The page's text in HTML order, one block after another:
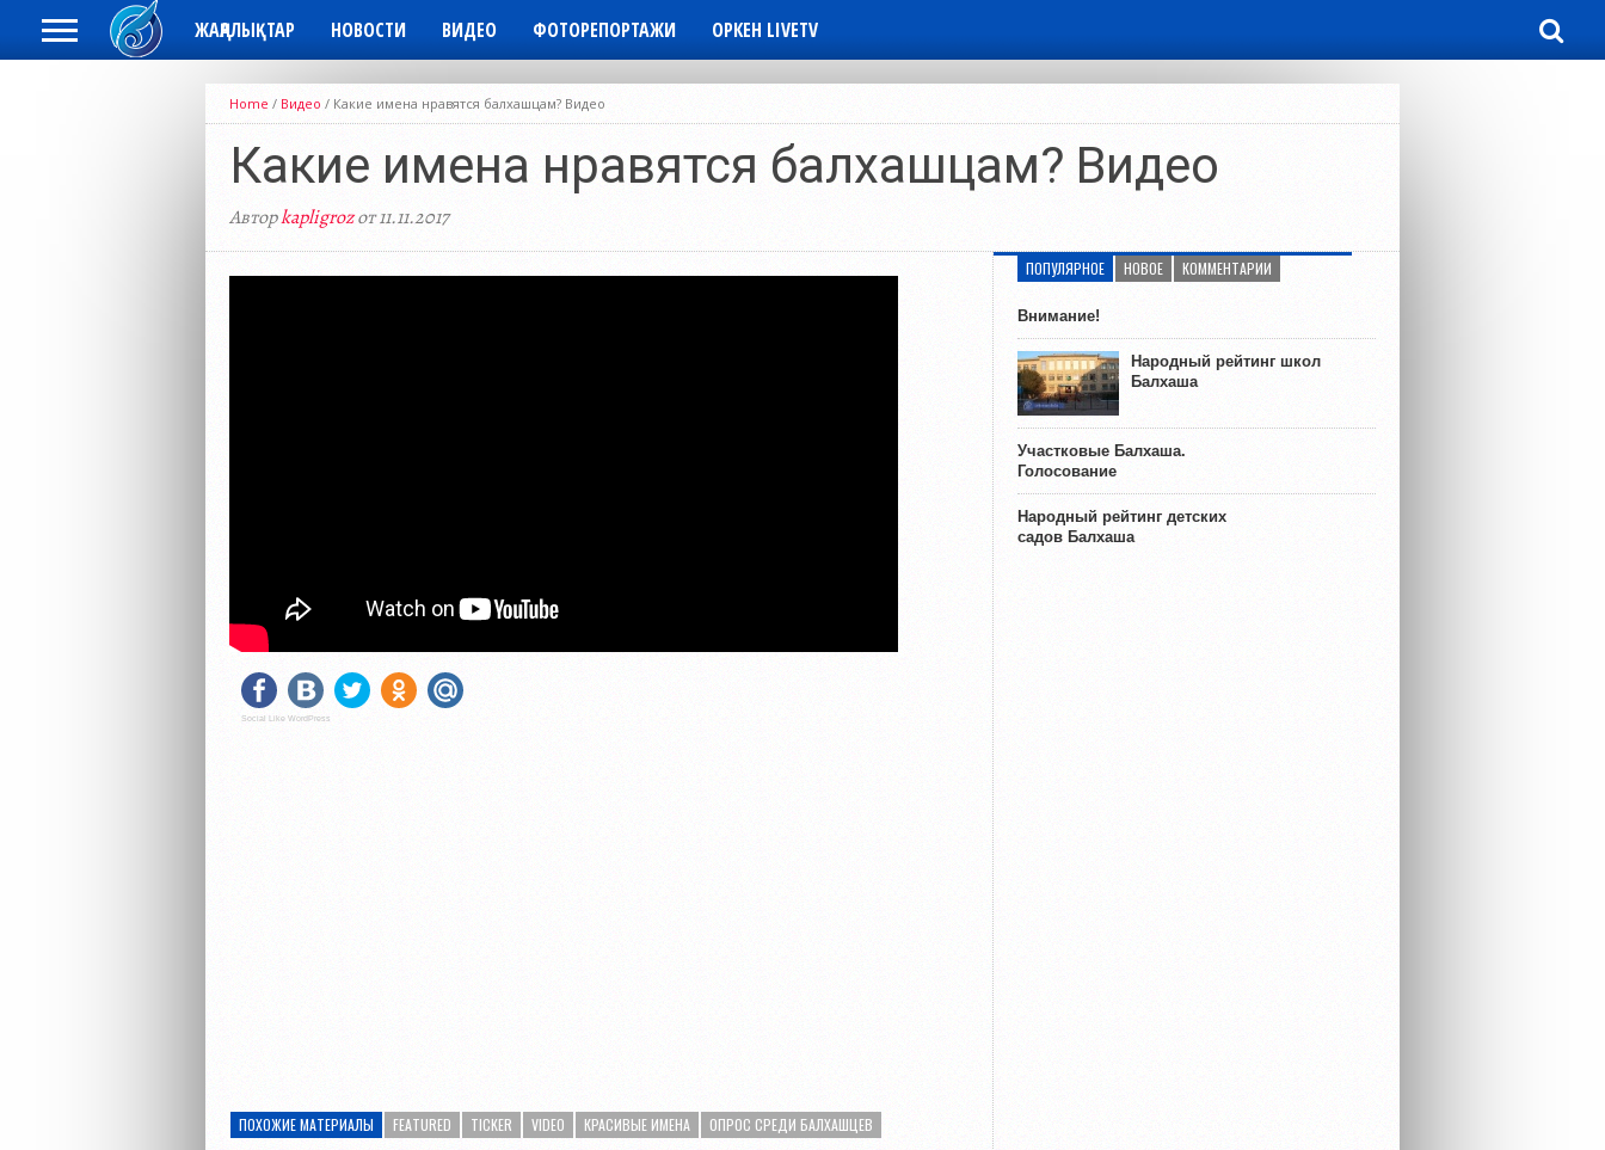
ЖАҢАЛЫҚТАР НОВОСТИ ВИДЕО ФОТОРЕПОРТАЖИ ОРКЕН LIVETV
Home / Видео / Какие имена нравятся балхашцам? Видео
Какие имена нравятся балхашцам? Видео
Авторkapligrozот 11.11.2017
Social Like WordPress
ПОХОЖИЕ МАТЕРИАЛЫ FEATURED TICKER VIDEO КРАСИВЫЕ ИМЕНА ОПРОС СРЕДИ БАЛХАШЦЕВ
ПОПУЛЯРНОЕ НОВОЕ КОММЕНТАРИИ
Внимание!
Народный рейтинг школ
Балхаша
Участковые Балхаша.
Голосование
Народный рейтинг детских
садов Балхаша